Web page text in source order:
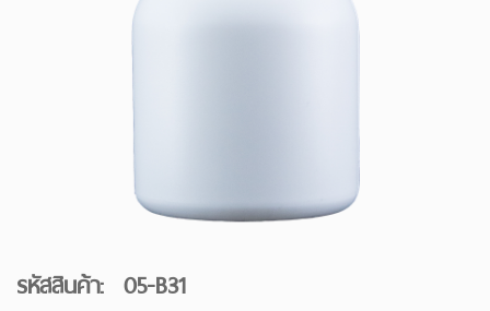
รหัสสินค้า: 05-B31